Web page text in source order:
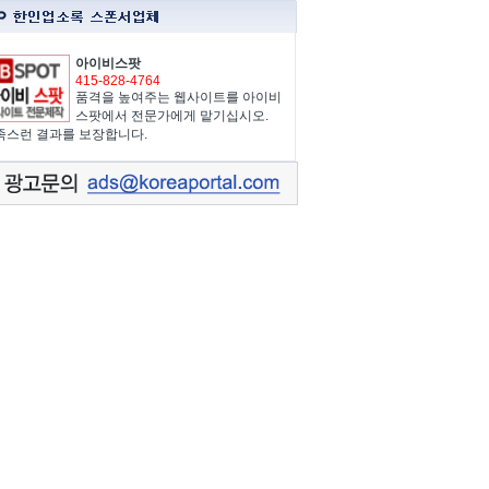
아이비스팟
415-828-4764
품격을 높여주는 웹사이트를 아이비
스팟에서 전문가에게 맡기십시오.
스런 결과를 보장합니다.